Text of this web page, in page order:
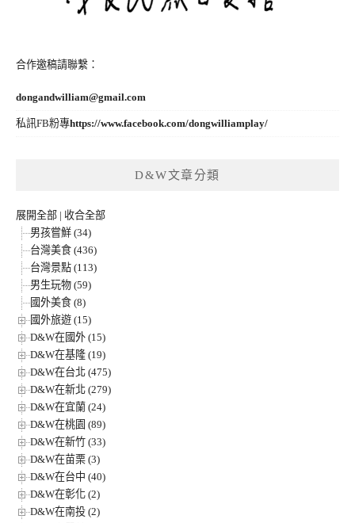
合作邀稿請聯繫：
dongandwilliam@gmail.com
私訊FB粉專https://www.facebook.com/dongwilliamplay/
D&W文章分類
展開全部 | 收合全部
男孩嘗鮮 (34)
台灣美食 (436)
台灣景點 (113)
男生玩物 (59)
國外美食 (8)
國外旅遊 (15)
D&W在國外 (15)
D&W在基隆 (19)
D&W在台北 (475)
D&W在新北 (279)
D&W在宜蘭 (24)
D&W在桃園 (89)
D&W在新竹 (33)
D&W在苗栗 (3)
D&W在台中 (40)
D&W在彰化 (2)
D&W在南投 (2)